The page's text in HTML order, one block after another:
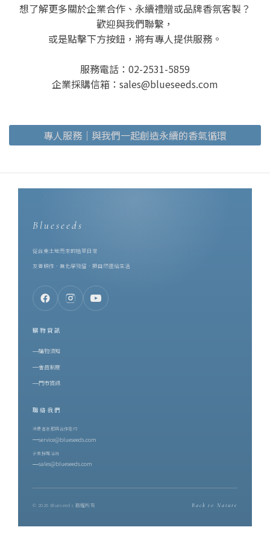
想了解更多關於企業合作、永續禮贈或品牌香氛客製？
歡迎與我們聯繫，
或是點擊下方按鈕，將有專人提供服務。
服務電話：02-2531-5859
企業採購信箱：sales@blueseeds.com
專人服務｜與我們一起創造永續的香氣循環
Blueseeds
從台東土地而來的植萃日常
友善耕作．無化學殘留．把自然還給生活
購物資訊
購物須知
會員制度
門市資訊
聯絡我們
消費者客服與合作邀約
service@blueseeds.com
企業採購洽詢
sales@blueseeds.com
© 2026 Blueseeds 版權所有 Back to Nature